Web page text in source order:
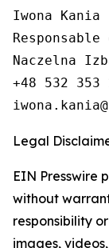
Iwona Kania
Naczelna
+48 532 353
Legal
EIN Presswire
without
responsibility
images,